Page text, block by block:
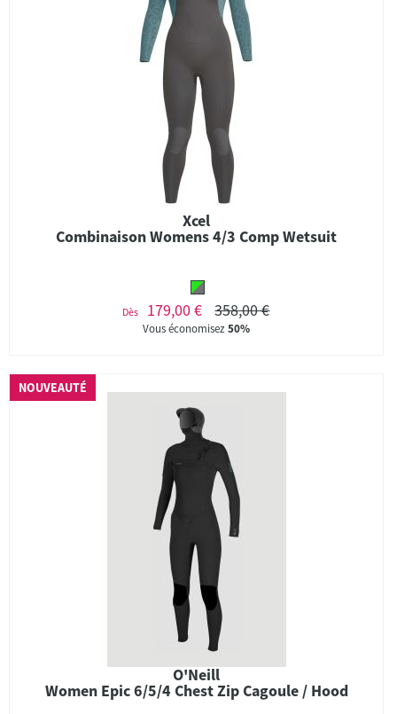
Xcel
Combinaison Womens 4/3 Comp Wetsuit
Dès 179,00 € 358,00 €
Vous économisez50%
NOUVEAUTÉ
O'Neill
Women Epic 6/5/4 Chest Zip Cagoule / Hood